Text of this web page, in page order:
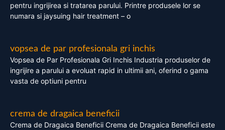
pentru ingrijirea si tratarea parului. Printre produsele lor se
numara si jaysuing hair treatment – o
vopsea de par profesionala gri inchis
Vopsea de Par Profesionala Gri Inchis Industria produselor de
ingrijire a parului a evoluat rapid in ultimii ani, oferind o gama
vasta de optiuni pentru
crema de dragaica beneficii
Crema de Dragaica Beneficii Crema de Dragaica Beneficii este